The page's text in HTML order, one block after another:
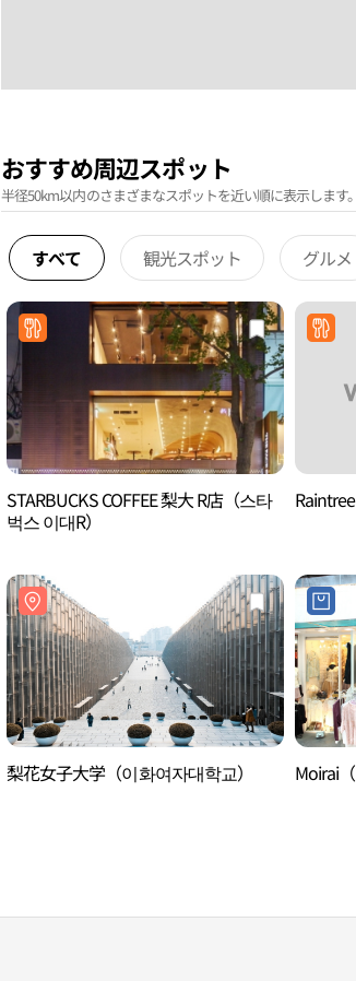
おすすめ周辺スポット
半径50km以内のさまざまなスポットを近い順に表示します。
すべて 観光スポット グルメ
STARBUCKS COFFEE 梨大 R店（스타
벅스 이대R）
梨花女子大学（이화여자대학교） Moirai